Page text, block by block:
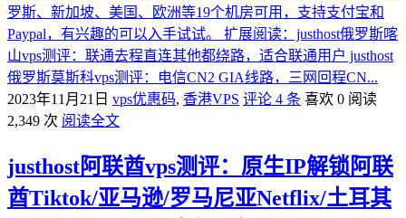
罗斯、新加坡、美国、欧洲等19个机房可用，支持支付宝和
Paypal，有兴趣的可以入手试试。 扩展阅读：justhost俄罗斯喀
山vps测评：联通去程直连其他都绕路，适合联通用户 justhost
俄罗斯莫斯科vps测评：电信CN2 GIA线路，三网回程CN...
2023年11月21日 vps优惠码, 香港VPS 评论 4 条 喜欢 0 阅读
2,349 次 阅读全文
justhost阿联酋vps测评：原生IP解锁阿联
酋Tiktok/亚马逊/罗马尼亚Netflix/土耳其